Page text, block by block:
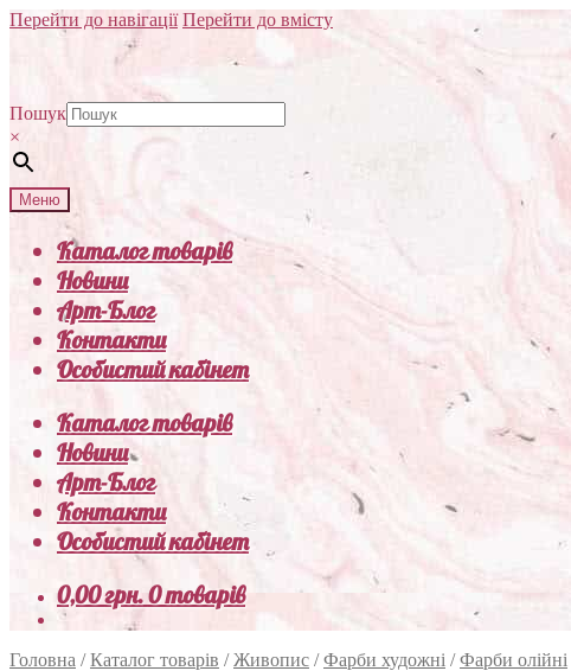
Перейти до навігації Перейти до вмісту
Пошук
×
Меню
Каталог товарів
Новини
Арт-Блог
Контакти
Особистий кабінет
Каталог товарів
Новини
Арт-Блог
Контакти
Особистий кабінет
0,00грн.0 товарів
Головна /Каталог товарів /Живопис /Фарби художні /Фарби олійні